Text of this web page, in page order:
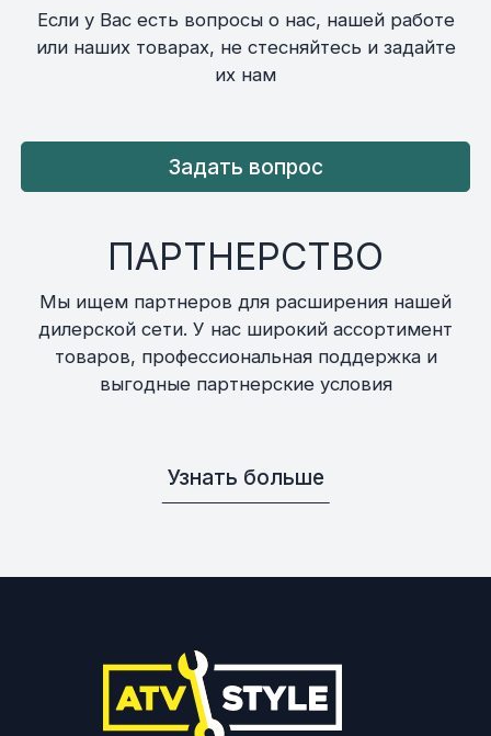
Если у Вас есть вопросы о нас, нашей работе
или наших товарах, не стесняйтесь и задайте
их нам
Задать вопрос
ПАРТНЕРСТВО
Мы ищем партнеров для расширения нашей
дилерской сети. У нас широкий ассортимент
товаров, профессиональная поддержка и
выгодные партнерские условия
Узнать больше